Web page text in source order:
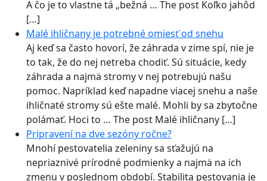
A čo je to vlastne tá „bežná … The post Koľko jahôd
[…]
Malé ihličnany je potrebné omiesť od snehu
Aj keď sa často hovorí, že záhrada v zime spí, nie je
to tak, že do nej netreba chodiť. Sú situácie, kedy
záhrada a najmä stromy v nej potrebujú našu
pomoc. Napríklad keď napadne viacej snehu a naše
ihličnaté stromy sú ešte malé. Mohli by sa zbytočne
polámať. Hoci to … The post Malé ihličnany […]
Pripravení na dve sezóny ročne?
Mnohí pestovatelia zeleniny sa sťažujú na
nepriaznivé prírodné podmienky a najmä na ich
zmenu v poslednom období. Stabilita pestovania je